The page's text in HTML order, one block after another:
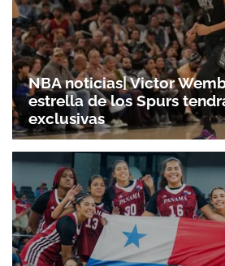
NBA noticias| Victor
estrella de los Spurs
exclusivas